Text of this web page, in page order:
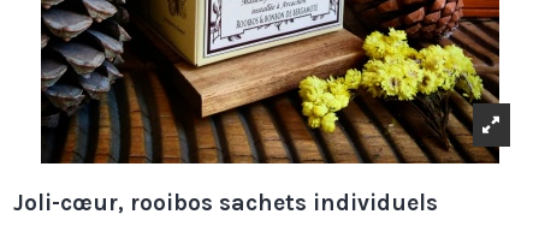
Joli-cœur, rooibos sachets individuels